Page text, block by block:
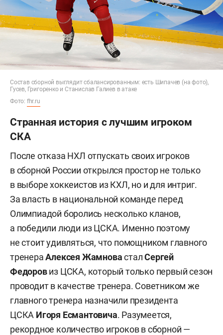
Состав сборной выглядит сбалансированным: есть Шипачев (на фото),
Гусев, Григоренко и Станислав Галиев в атаке
Фото: fhr.ru
Странная история с лучшим игроком
СКА
После отказа НХЛ отпускать своих игроков
в сборной России открылся простор не только
в выборе хоккеистов из КХЛ, но и для интриг.
За власть в национальной команде перед
Олимпиадой боролись несколько кланов,
а победили люди из ЦСКА. Именно поэтому
не стоит удивляться, что помощником главного
тренераАлексея Жамнова сталСергей
Федоров из ЦСКА, который только первый сезон
проводит в качестве тренера. Советником же
главного тренера назначили президента
ЦСКА Игоря Есмантовича. Разумеется,
рекордное количество игроков в сборной —